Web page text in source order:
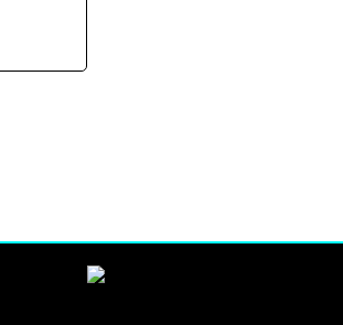
plusieurs
choisies